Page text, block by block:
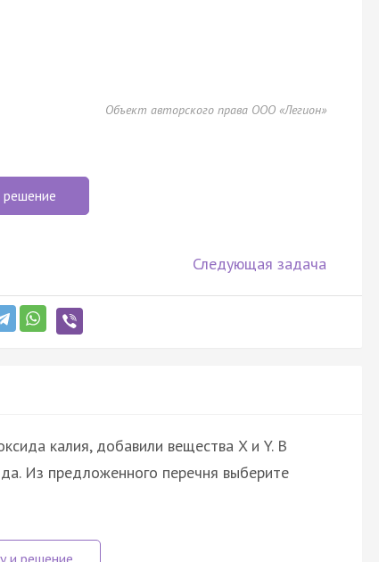
Объект авторского права ООО «Легион»
Следующая задача
калия, добавили вещества X и Y. В
Из предложенного перечня выберите